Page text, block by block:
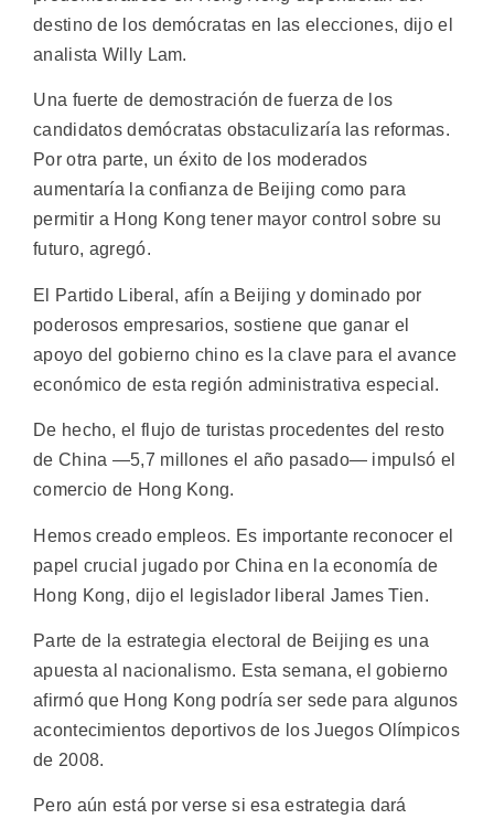
destino de los demócratas en las elecciones, dijo el
analista Willy Lam.
Una fuerte de demostración de fuerza de los
candidatos demócratas obstaculizaría las reformas.
Por otra parte, un éxito de los moderados
aumentaría la confianza de Beijing como para
permitir a Hong Kong tener mayor control sobre su
futuro, agregó.
El Partido Liberal, afín a Beijing y dominado por
poderosos empresarios, sostiene que ganar el
apoyo del gobierno chino es la clave para el avance
económico de esta región administrativa especial.
De hecho, el flujo de turistas procedentes del resto
de China —5,7 millones el año pasado— impulsó el
comercio de Hong Kong.
Hemos creado empleos. Es importante reconocer el
papel crucial jugado por China en la economía de
Hong Kong, dijo el legislador liberal James Tien.
Parte de la estrategia electoral de Beijing es una
apuesta al nacionalismo. Esta semana, el gobierno
afirmó que Hong Kong podría ser sede para algunos
acontecimientos deportivos de los Juegos Olímpicos
de 2008.
Pero aún está por verse si esa estrategia dará